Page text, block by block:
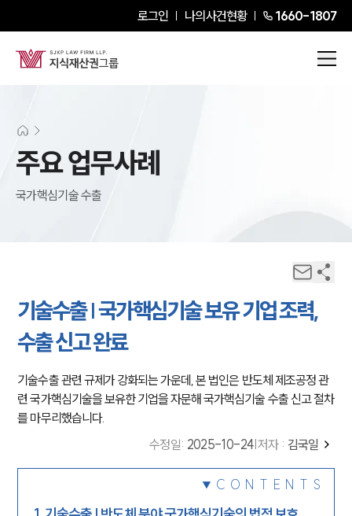
로그인 나의사건현황 1660-1807
주요 업무사례
국가핵심기술 수출
기술수출 | 국가핵심기술 보유 기업 조력,
수출 신고 완료
기술수출 관련 규제가 강화되는 가운데, 본 법인은 반도체 제조공정 관
련 국가핵심기술을 보유한 기업을 자문해 국가핵심기술 수출 신고 절차
를 마무리했습니다.
수정일: 2025-10-24 저자 : 김국일
CONTENTS